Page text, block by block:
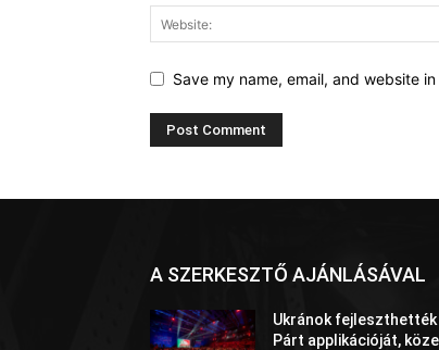
Save my name, email, and website
A SZERKESZTŐ AJÁNLÁSÁVAL
Ukránok fejleszthették
Párt applikációját, közel